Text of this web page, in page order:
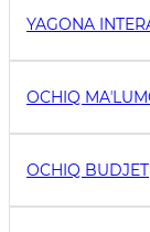
YAGONA
OCHIQ
OCHIQ BUDJET